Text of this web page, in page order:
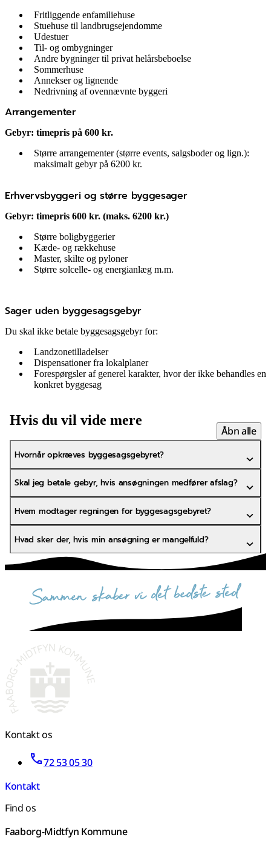
Fritliggende enfamiliehuse
Stuehuse til landbrugsejendomme
Udestuer
Til- og ombygninger
Andre bygninger til privat helårsbeboelse
Sommerhuse
Annekser og lignende
Nedrivning af ovennævnte byggeri
Arrangementer
Gebyr: timepris på 600 kr.
Større arrangementer (større events, salgsboder og lign.):
maksimalt gebyr på 6200 kr.
Erhvervsbyggeri og større byggesager
Gebyr: timepris 600 kr. (maks. 6200 kr.)
Større boligbyggerier
Kæde- og rækkehuse
Master, skilte og pyloner
Større solcelle- og energianlæg m.m.
Sager uden byggesagsgebyr
Du skal ikke betale byggesagsgebyr for:
Landzonetilladelser
Dispensationer fra lokalplaner
Forespørgsler af generel karakter, hvor der ikke behandles en
konkret byggesag
Hvis du vil vide mere
Åbn alle
Hvornår opkræves byggesagsgebyret?
Skal jeg betale gebyr, hvis ansøgningen medfører afslag?
Hvem modtager regningen for byggesagsgebyret?
Hvad sker der, hvis min ansøgning er mangelfuld?
sammen skaber vi det bedste sted
Kontakt os
72 53 05 30
Kontakt
Find os
Faaborg-Midtfyn Kommune